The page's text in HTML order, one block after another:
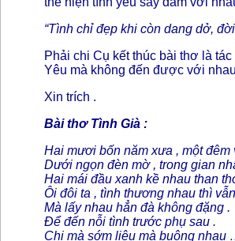
“Tình chỉ đẹp khi còn dang dở,
Phải chi Cụ kết thúc bài thơ là
Yêu mà không đến được với
Xin trích .
Bài thơ Tình Già :
Hai mươi bốn năm xưa , một
Dưới ngọn đèn mờ , trong gian
Hai mái đầu xanh kề nhau than
Ôi đôi ta , tình thương nhau thì
Mà lấy nhau hẳn đà không đặng .
Để đến nỗi tình trước phụ sau .
Chi mà sớm liệu mà buông